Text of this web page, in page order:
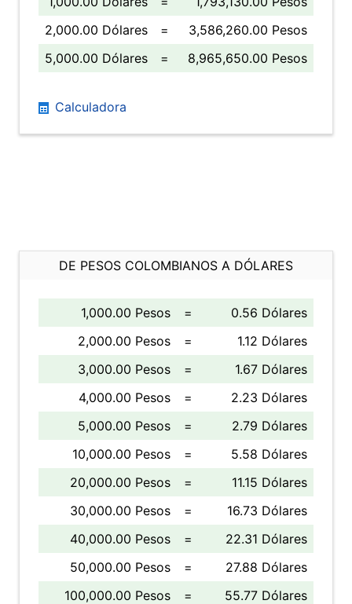
2,000.00 Dólares
=
3,586,260.00 Pesos
5,000.00 Dólares
= 8,965,650.00 Pesos
Calculadora
DE PESOS COLOMBIANOS A DÓLARES
1,000.00 Pesos =
0.56 Dólares
2,000.00 Pesos
=
1.12 Dólares
3,000.00 Pesos
=
1.67 Dólares
4,000.00 Pesos
=
2.23 Dólares
5,000.00 Pesos
=
2.79 Dólares
10,000.00 Pesos
=
5.58 Dólares
20,000.00 Pesos
=
11.15 Dólares
30,000.00 Pesos
=
16.73 Dólares
40,000.00 Pesos
=
22.31 Dólares
50,000.00 Pesos
=
27.88 Dólares
100,000.00 Pesos
= 55.77 Dólares